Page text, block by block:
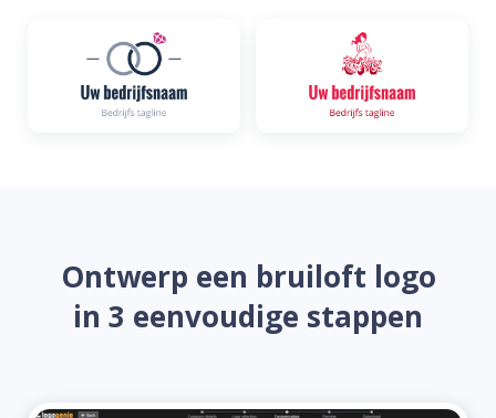
Ontwerp een bruiloft logo
in 3 eenvoudige stappen